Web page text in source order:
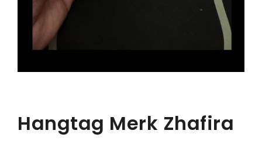
Hangtag Merk Zhafira